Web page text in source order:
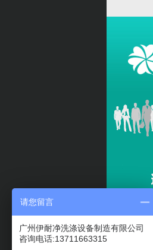
请您留言
广州伊耐净洗涤设备制造有限公司
咨询电话:13711663315